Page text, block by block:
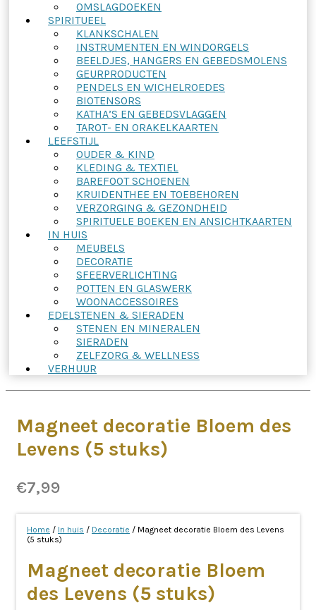
OMSLAGDOEKEN
SPIRITUEEL
KLANKSCHALEN
INSTRUMENTEN EN WINDORGELS
BEELDJES, HANGERS EN GEBEDSMOLENS
GEURPRODUCTEN
PENDELS EN WICHELROEDES
BIOTENSORS
KATHA’S EN GEBEDSVLAGGEN
TAROT- EN ORAKELKAARTEN
LEEFSTIJL
OUDER & KIND
KLEDING & TEXTIEL
BAREFOOT SCHOENEN
KRUIDENTHEE EN TOEBEHOREN
VERZORGING & GEZONDHEID
SPIRITUELE BOEKEN EN ANSICHTKAARTEN
IN HUIS
MEUBELS
DECORATIE
SFEERVERLICHTING
POTTEN EN GLASWERK
WOONACCESSOIRES
EDELSTENEN & SIERADEN
STENEN EN MINERALEN
SIERADEN
ZELFZORG & WELLNESS
VERHUUR
Magneet decoratie Bloem des
Levens (5 stuks)
€7,99
Home / In huis / Decoratie / Magneet decoratie Bloem des Levens
(5 stuks)
Magneet decoratie Bloem
des Levens (5 stuks)